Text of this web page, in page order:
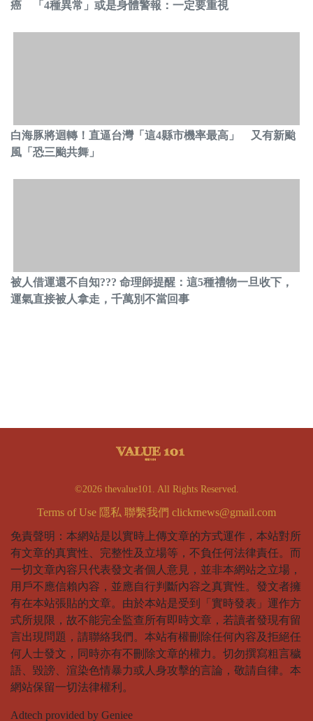
癌 「4種異常」或是身體警報：一定要重視
白海豚將迴轉！直逼台灣「這4縣市機率最高」 又有新颱
風「恐三颱共舞」
被人借運還不自知??? 命理師提醒：這5種禮物一旦收下，
運氣直接被人拿走，千萬別不當回事
©2026 thevalue101. All Rights Reserved.
Terms of Use 隱私 聯繫我們 clickrnews@gmail.com
免責聲明：本網站是以實時上傳文章的方式運作，本站對所
有文章的真實性、完整性及立場等，不負任何法律責任。而
一切文章內容只代表發文者個人意見，並非本網站之立場，
用戶不應信賴內容，並應自行判斷內容之真實性。發文者擁
有在本站張貼的文章。由於本站是受到「實時發表」運作方
式所規限，故不能完全監查所有即時文章，若讀者發現有留
言出現問題，請聯絡我們。本站有權刪除任何內容及拒絕任
何人士發文，同時亦有不刪除文章的權力。切勿撰寫粗言穢
語、毀謗、渲染色情暴力或人身攻擊的言論，敬請自律。本
網站保留一切法律權利。
Adtech provided by Geniee